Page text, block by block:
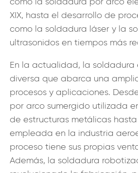
XIX, hasta el desarrollo de
como la soldadura láser y la
ultrasonidos en tiempos más
En la actualidad, la soldadura
diversa que abarca una
procesos y aplicaciones.
por arco sumergido utilizada
de estructuras metálicas
empleada en la industria
proceso tiene sus propias
Además, la soldadura